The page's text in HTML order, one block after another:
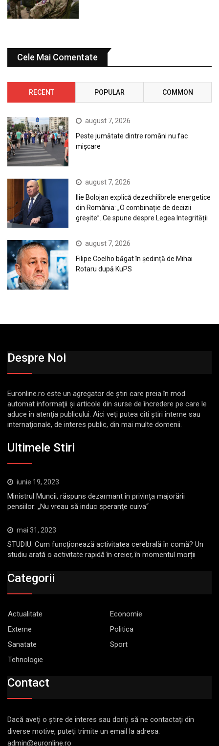
Cele Mai Comentate
RECENT POPULAR COMMON
august 7, 2026
Peste jumătate dintre români nu fac
mișcare
august 7, 2026
Ilie Bolojan explică dezechilibrele energetice
din România: „O combinație de decizii
greșite”. Ce spune despre Legea Integrității
august 7, 2026
Filipe Coelho băgat în ședință de Mihai
Rotaru după KuPS
Despre Noi
Euronline.ro este un agregator de ştiri care preia în mod
automat informaţii şi articole din surse de încredere pe care le
aduce în atenţia publicului. Aici veţi putea citi ştiri interne sau
internaţionale, de interes public, din mai multe domenii.
Ultimele Stiri
iunie 19, 2023
Ministrul Muncii, răspuns dezarmant în privința majorării
pensiilor: „Nu vreau să induc speranţe cuiva“
mai 31, 2023
STUDIU. Cum funcționează activitatea cerebrală în comă? Un
studiu arată o activitate rapidă în creier, în momentul morții
Categorii
Actualitate
Economie
Externe
Politica
Sanatate
Sport
Tehnologie
Contact
Dacă aveţi o ştire de interes sau doriţi să ne contactaţi din
diverse motive, puteţi trimite un email la adresa:
admin@euronline.ro